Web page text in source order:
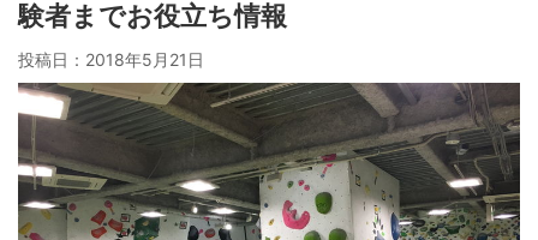
験者までお役立ち情報
投稿日： 2018年5月21日